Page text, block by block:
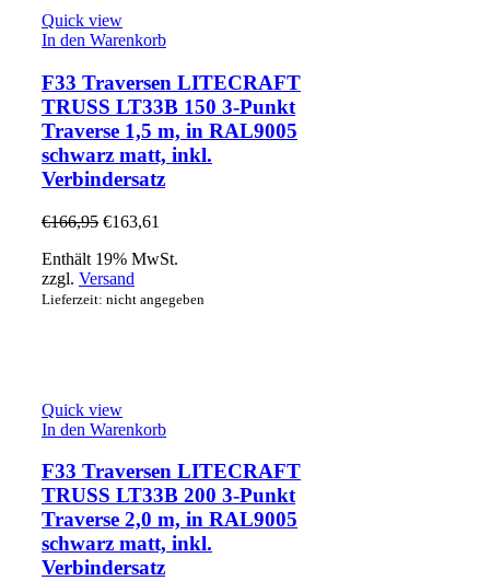
Quick view
In den Warenkorb
F33 Traversen LITECRAFT
TRUSS LT33B 150 3-Punkt
Traverse 1,5 m, in RAL9005
schwarz matt, inkl.
Verbindersatz
€166,95 €163,61
Enthält 19% MwSt.
zzgl. Versand
Lieferzeit: nicht angegeben
Quick view
In den Warenkorb
F33 Traversen LITECRAFT
TRUSS LT33B 200 3-Punkt
Traverse 2,0 m, in RAL9005
schwarz matt, inkl.
Verbindersatz